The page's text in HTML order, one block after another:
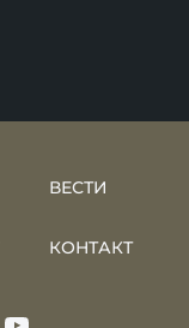
ВЕСТИ
КОНТАКТ